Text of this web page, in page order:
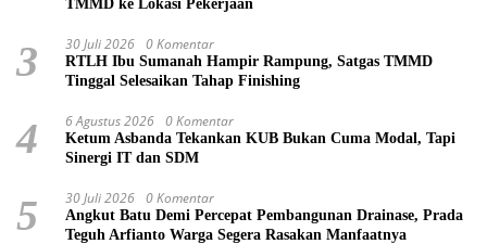
TMMD ke Lokasi Pekerjaan
3 30 Juli 2026 0 Komentar
RTLH Ibu Sumanah Hampir Rampung, Satgas TMMD
Tinggal Selesaikan Tahap Finishing
4 6 Agustus 2026 0 Komentar
Ketum Asbanda Tekankan KUB Bukan Cuma Modal, Tapi
Sinergi IT dan SDM
5 30 Juli 2026 0 Komentar
Angkut Batu Demi Percepat Pembangunan Drainase, Prada
Teguh Arfianto Warga Segera Rasakan Manfaatnya